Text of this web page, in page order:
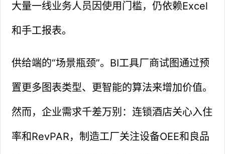
大量一线业务人员因使用门槛，仍依赖Excel
和手工报表。
供给端的“场景瓶颈”。BI工具厂商试图通过预
置更多图表类型、更智能的算法来增加价值。
然而，企业需求千差万别：连锁酒店关心入住
率和RevPAR，制造工厂关注设备OEE和良品